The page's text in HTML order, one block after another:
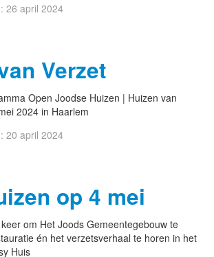
26 april 2024
Verzet
Open Joodse Huizen | Huizen van
2024 in Haarlem
20 april 2024
op 4 mei
om Het Joods Gemeentegebouw te
én het verzetsverhaal te horen in het
Huis